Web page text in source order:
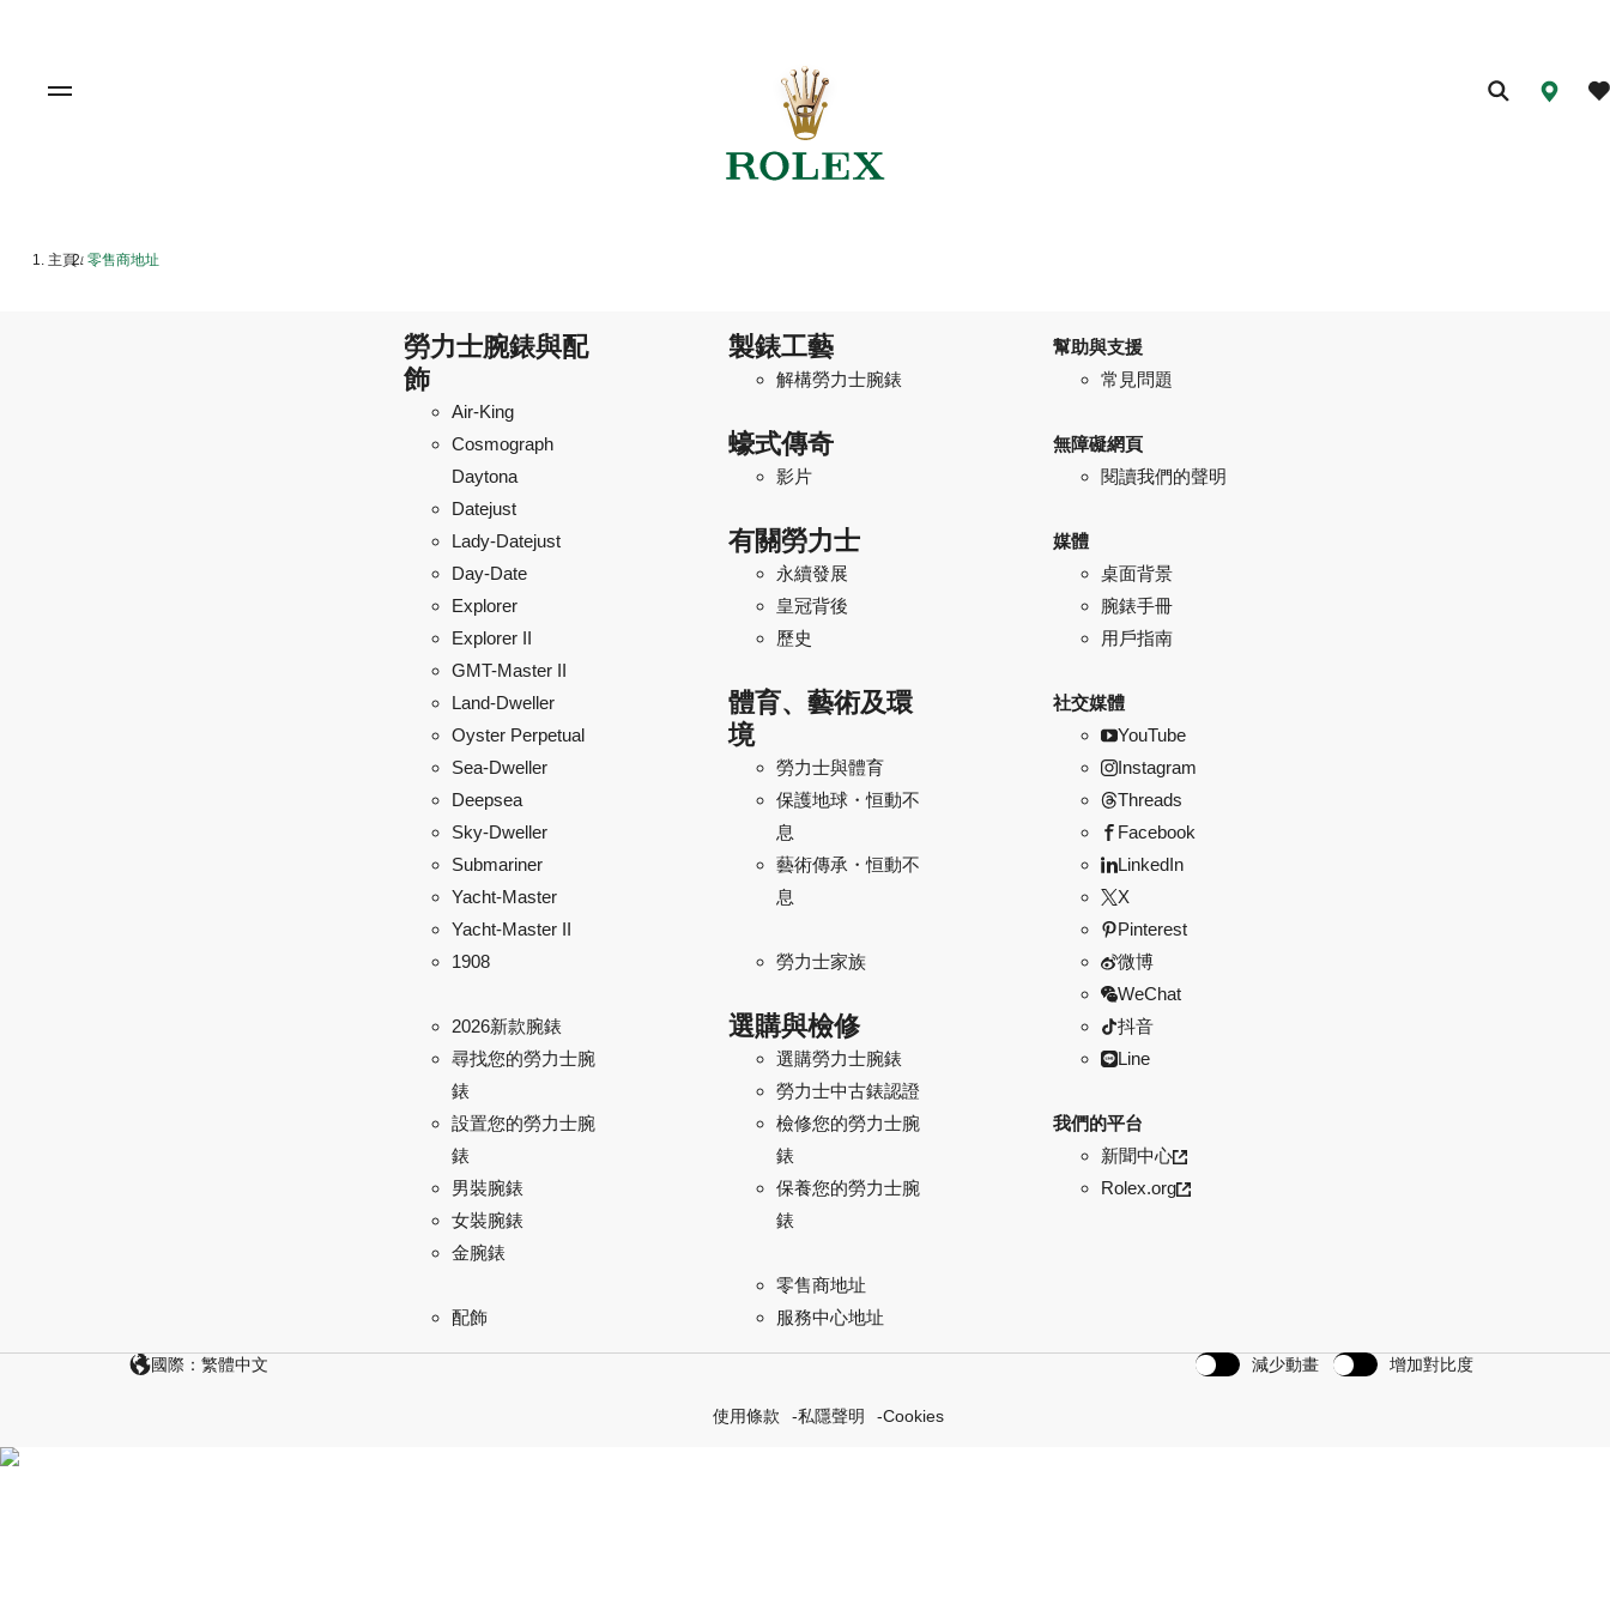
主頁/ 零售商地址
勞力士腕錶與配
飾
Air-King
Cosmograph
Daytona
Datejust
Lady-Datejust
Day-Date
Explorer
Explorer II
GMT-Master II
Land-Dweller
Oyster Perpetual
Sea-Dweller
Deepsea
Sky-Dweller
Submariner
Yacht-Master
Yacht-Master II
1908
2026新款腕錶
尋找您的勞力士腕
錶
設置您的勞力士腕
錶
男裝腕錶
女裝腕錶
金腕錶
配飾
製錶工藝
解構勞力士腕錶
蠔式傳奇
影片
有關勞力士
永續發展
皇冠背後
歷史
體育、藝術及環
境
勞力士與體育
保護地球・恒動不
息
藝術傳承・恒動不
息
勞力士家族
選購與檢修
選購勞力士腕錶
勞力士中古錶認證
檢修您的勞力士腕
錶
保養您的勞力士腕
錶
零售商地址
服務中心地址
幫助與支援
常見問題
無障礙網頁
閱讀我們的聲明
媒體
桌面背景
腕錶手冊
用戶指南
社交媒體
YouTube
Instagram
Threads
Facebook
LinkedIn
X
Pinterest
微博
WeChat
抖音
Line
我們的平台
新聞中心
Rolex.org
國際：繁體中文 減少動畫 增加對比度
使用條款 私隱聲明 Cookies